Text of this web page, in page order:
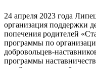
24 апреля 2023 года
организация поддержки
попечения родителей
программы по
добровольцев-
программы